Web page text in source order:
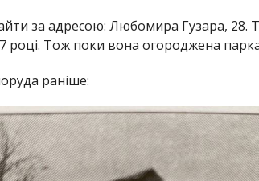
за адресою: Любомира Гузара, 28.
році. Тож поки вона огороджена
раніше: